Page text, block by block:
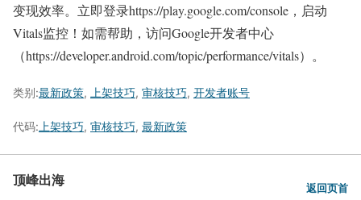
变现效率。立即登录https://play.google.com/console，启动
Vitals监控！如需帮助，访问Google开发者中心
（https://developer.android.com/topic/performance/vitals）。
类别:最新政策, 上架技巧, 审核技巧, 开发者账号
代码: 上架技巧, 审核技巧, 最新政策
顶峰出海 返回页首